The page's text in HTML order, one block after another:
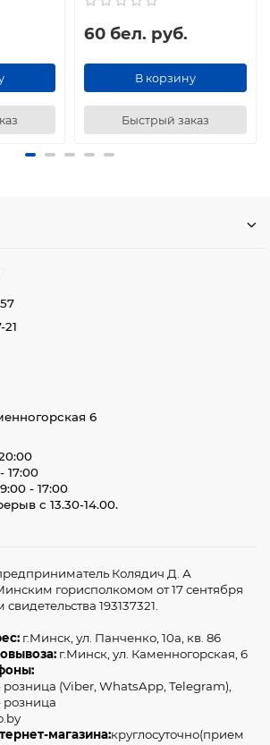
60 бел. руб.
В корзину
Быстрый заказ
6
17:00
- 17:00
с 13.30-14.00.
Колядич Д. А
горисполкомом от 17 сентября
193137321.
г.Минск, ул. Панченко, 10а, кв. 86
г.Минск, ул. Каменногорская, 6
розница (Viber, WhatsApp, Telegram),
розница
магазина:круглосуточно(прием